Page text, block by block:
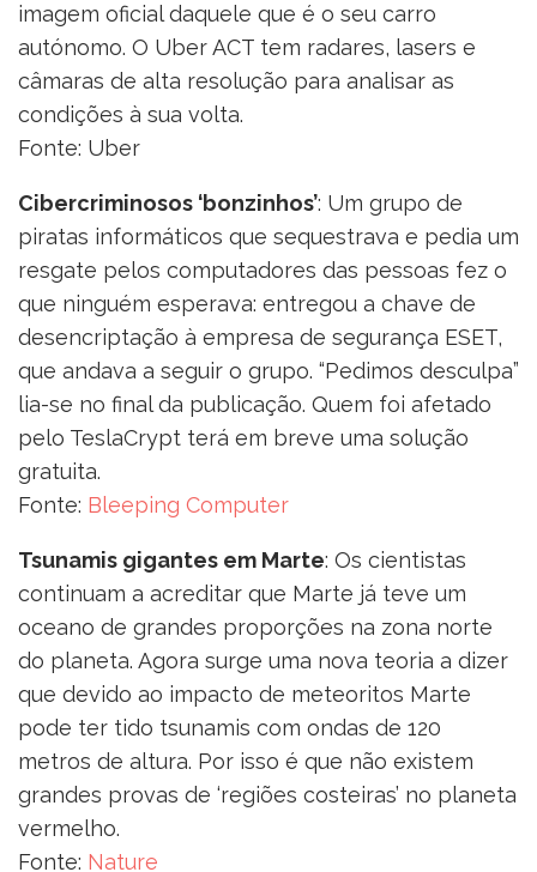
imagem oficial daquele que é o seu carro
autónomo. O Uber ACT tem radares, lasers e
câmaras de alta resolução para analisar as
condições à sua volta.
Fonte: Uber
Cibercriminosos ‘bonzinhos’: Um grupo de
piratas informáticos que sequestrava e pedia um
resgate pelos computadores das pessoas fez o
que ninguém esperava: entregou a chave de
desencriptação à empresa de segurança ESET,
que andava a seguir o grupo. “Pedimos desculpa”
lia-se no final da publicação. Quem foi afetado
pelo TeslaCrypt terá em breve uma solução
gratuita.
Fonte: Bleeping Computer
Tsunamis gigantes em Marte: Os cientistas
continuam a acreditar que Marte já teve um
oceano de grandes proporções na zona norte
do planeta. Agora surge uma nova teoria a dizer
que devido ao impacto de meteoritos Marte
pode ter tido tsunamis com ondas de 120
metros de altura. Por isso é que não existem
grandes provas de ‘regiões costeiras’ no planeta
vermelho.
Fonte: Nature